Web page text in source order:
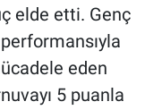
elde etti. Genç
eden
5 puanla